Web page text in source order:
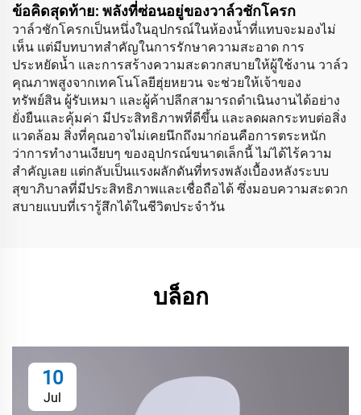
ข้อคิดสุดท้าย: พลังที่ซ่อนอยู่ของวาล์วชักโครก
วาล์วชักโครกเป็นหนึ่งในอุปกรณ์ในห้องน้ำที่แทบจะมองไม่
เห็น แต่มีบทบาทสำคัญในการรักษาความสะอาด การ
ประหยัดน้ำ และการสร้างความสะดวกสบายให้ผู้ใช้งาน วาล์ว
คุณภาพสูงจากเทคโนโลยีฮุ่ยหยวน จะช่วยให้เจ้าของ
ทรัพย์สิน ผู้รับเหมา และผู้ค้าปลีกสามารถดำเนินงานได้อย่าง
ยั่งยืนและคุ้มค่า มีประสิทธิภาพที่ดีขึ้น และลดผลกระทบต่อสิ่ง
แวดล้อม สิ่งที่คุณอาจไม่เคยนึกถึงมาก่อนคือการตระหนัก
ว่าการทำงานเงียบๆ ของอุปกรณ์ขนาดเล็กนี้ ไม่ได้ไร้ความ
สำคัญเลย แต่กลับเป็นแรงผลักดันที่ทรงพลังเบื้องหลังระบบ
สุขาภิบาลที่มีประสิทธิภาพและเชื่อถือได้ ซึ่งมอบความสะดวก
สบายแบบที่เรารู้สึกได้ในชีวิตประจำวัน
บล็อก
10
Jul